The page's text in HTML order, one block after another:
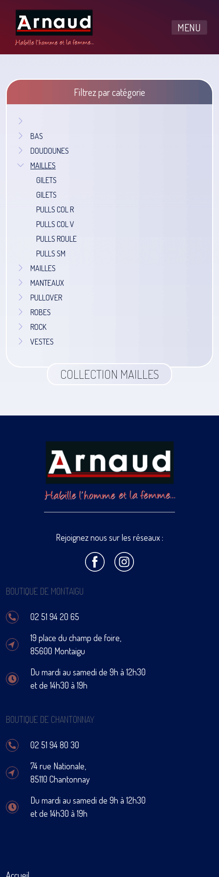
MENU
Filtrez par catégorie
BAS
DOUDOUNES
MAILLES
GILETS
GILETS
PULLS COL R
PULLS COL V
PULLS ROULE
PULLS SM
MAILLES
MANTEAUX
PULLOVER
ROBES
ROCK
VESTES
COLLECTION MAILLES
Rejoignez nous sur les réseaux :
BOUTIQUE DE MONTAIGU
02 51 94 20 65
19 place du champ de foire,
85600 Montaigu
Du mardi au samedi de 9h à 12h30
et de 14h30 à 19h
BOUTIQUE DE CHANTONNAY
02 51 94 80 30
74 rue Nationale,
85110 Chantonnay
Du mardi au samedi de 9h à 12h30
et de 14h30 à 19h